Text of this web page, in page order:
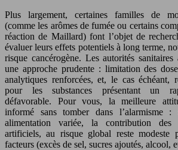
Plus largement, certaines familles de
(comme les arômes de fumée ou certains
réaction de Maillard) font l’objet de
évaluer leurs effets potentiels à long terme,
risque cancérogène. Les autorités sanitaires
une approche prudente : limitation des
analytiques renforcées, et, le cas échéant,
pour les substances présentant un
défavorable. Pour vous, la meilleure
informé sans tomber dans l’alarmisme :
alimentation variée, la contribution des
artificiels, au risque global reste modeste
facteurs (excès de sel, sucres ajoutés, alcool,